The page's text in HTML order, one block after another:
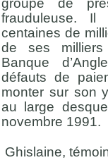
frauduleuse. Il
centaines de
de ses milliers
Banque
défauts de
monter sur son
au large
novembre 1991.
Ghislaine,